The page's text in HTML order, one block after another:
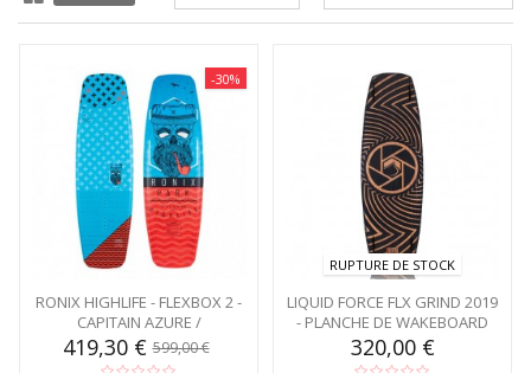
-30%
RONIX HIGHLIFE - FLEXBOX 2 -
CAPITAIN AZURE /
CAFFEINATED...
419,30 €599,00 €
RUPTURE DE STOCK
LIQUID FORCE FLX GRIND 2019
- PLANCHE DE WAKEBOARD
320,00 €